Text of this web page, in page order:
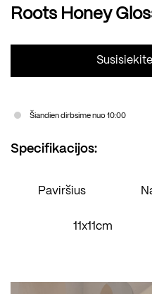
Roots Honey
Šiandien dirbsime nuo 10:00
Specifikacijos:
Paviršius
11x11cm